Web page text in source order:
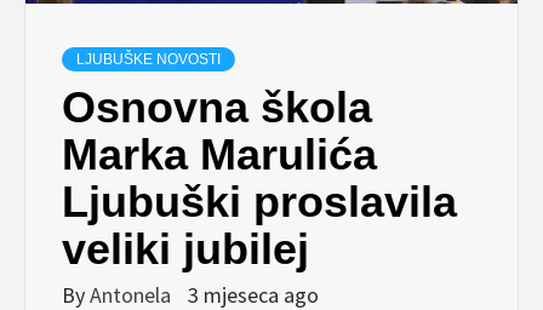
LJUBUŠKE NOVOSTI
Osnovna škola
Marka Marulića
Ljubuški proslavila
veliki jubilej
ByAntonela 3 mjeseca ago